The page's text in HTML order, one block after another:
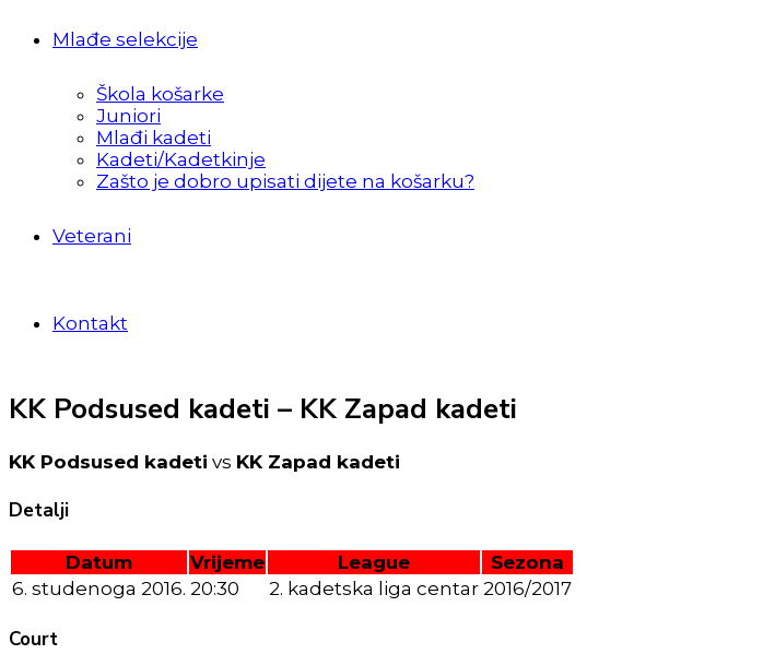
Mlađe selekcije
Škola košarke
Juniori
Mlađi kadeti
Kadeti/Kadetkinje
Zašto je dobro upisati dijete na košarku?
Veterani
Kontakt
KK Podsused kadeti – KK Zapad kadeti
KK Podsused kadeti vs KK Zapad kadeti
Detalji
Datum Vrijeme League
Sezona
6. studenoga 2016. 20:30 2. kadetska liga centar 2016/2017
Court